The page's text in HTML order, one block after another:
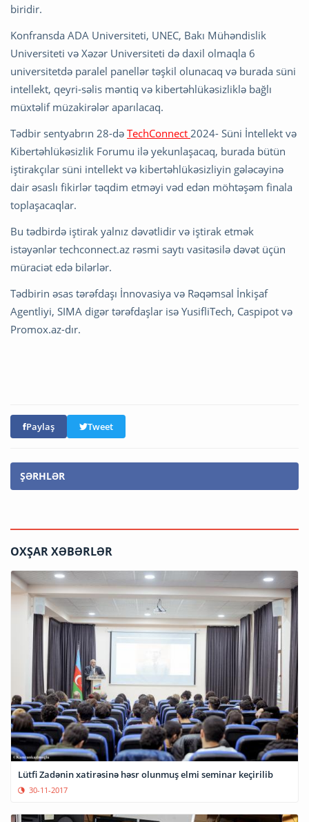
biridir.
Konfransda ADA Universiteti, UNEC, Bakı Mühəndislik
Universiteti və Xəzər Universiteti də daxil olmaqla 6
universitetdə paralel panellər təşkil olunacaq və burada süni
intellekt, qeyri-səlis məntiq və kibertəhlükəsizliklə bağlı
müxtəlif müzakirələr aparılacaq.
Tədbir sentyabrın 28-də TechConnect 2024- Süni İntellekt və
Kibertəhlükəsizlik Forumu ilə yekunlaşacaq, burada bütün
iştirakçılar süni intellekt və kibertəhlükəsizliyin gələcəyinə
dair əsaslı fikirlər təqdim etməyi vəd edən möhtəşəm finala
toplaşacaqlar.
Bu tədbirdə iştirak yalnız dəvətlidir və iştirak etmək
istəyənlər techconnect.az rəsmi saytı vasitəsilə dəvət üçün
müraciət edə bilərlər.
Tədbirin əsas tərəfdaşı İnnovasiya və Rəqəmsal İnkişaf
Agentliyi, SIMA digər tərəfdaşlar isə YusifliTech, Caspipot və
Promox.az-dır.
Paylaş Tweet
ŞƏRHLƏR
OXŞAR XƏBƏRLƏR
Lütfi Zadənin xatirəsinə həsr olunmuş elmi seminar keçirilib
30-11-2017